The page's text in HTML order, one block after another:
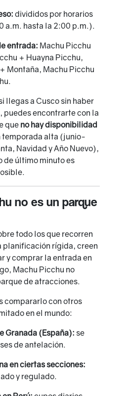
divididos por horarios
a.m. hasta la 2:00 p.m.).
entrada: Machu Picchu
+ Huayna Picchu,
Montaña, Machu Picchu
llegas a Cusco sin haber
encontrarte con la
queno hay disponibilidad
temporada alta (junio-
Navidad y Año Nuevo),
de último minuto es
no es un parque
todo los que recorren
planificación rígida, creen
y comprar la entrada en
Machu Picchu no
de atracciones.
compararlo con otros
en el mundo:
Granada (España): se
de antelación.
en ciertas secciones:
y regulado.